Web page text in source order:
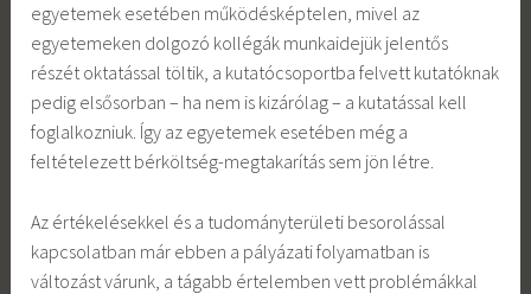
egyetemek esetében működésképtelen, mivel az
egyetemeken dolgozó kollégák munkaidejük jelentős
részét oktatással töltik, a kutatócsoportba felvett kutatóknak
pedig elsősorban – ha nem is kizárólag – a kutatással kell
foglalkozniuk. Így az egyetemek esetében még a
feltételezett bérköltség-megtakarítás sem jön létre.
Az értékelésekkel és a tudományterületi besorolással
kapcsolatban már ebben a pályázati folyamatban is
változást várunk, a tágabb értelemben vett problémákkal